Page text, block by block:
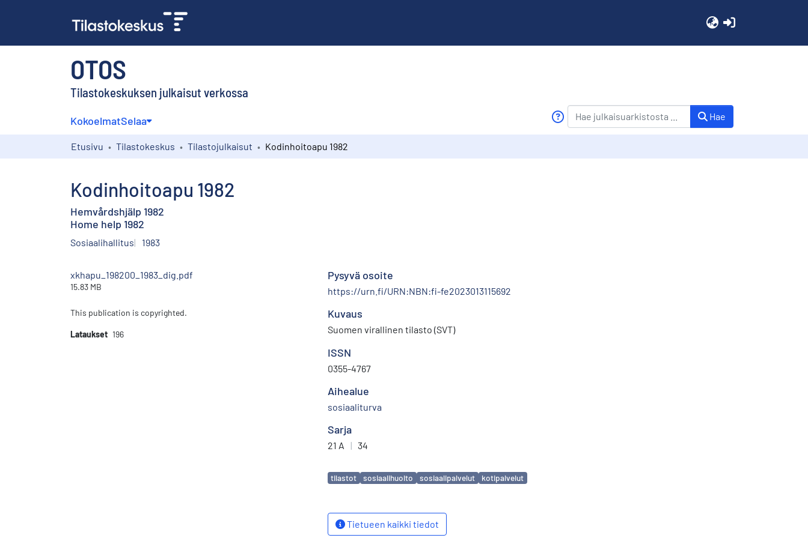
OTOS
Tilastokeskuksen julkaisut verkossa
KokoelmatSelaa Hae
Etusivu Tilastokeskus Tilastojulkaisut Kodinhoitoapu 1982
Kodinhoitoapu 1982
Hemvårdshjälp 1982
Home help 1982
Sosiaalihallitus 1983
xkhapu_198200_1983_dig.pdf
15.83 MB
This publication is copyrighted.
Lataukset 196
Pysyvä osoite
https://urn.fi/URN:NBN:fi-fe2023013115692
Kuvaus
Suomen virallinen tilasto (SVT)
ISSN
0355-4767
Aihealue
sosiaaliturva
Sarja
21 A | 34
Avainsanat
tilastot sosiaalihuolto sosiaalipalvelut kotipalvelut
Tietueen kaikki tiedot